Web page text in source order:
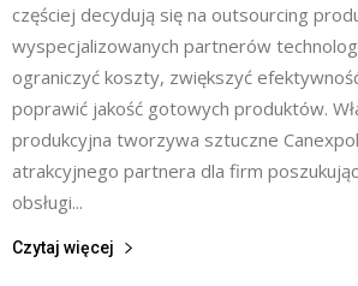
częściej decydują się na outsourcing
wyspecjalizowanych partnerów
ograniczyć koszty, zwiększyć
poprawić jakość gotowych produktów.
produkcyjna tworzywa sztuczne
atrakcyjnego partnera dla firm
obsługi...
Czytaj więcej